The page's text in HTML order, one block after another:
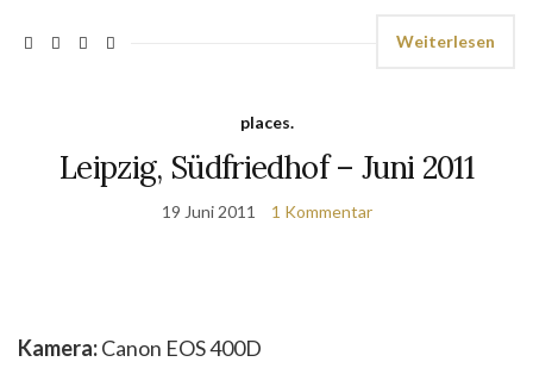
Weiterlesen
places.
Leipzig, Südfriedhof – Juni 2011
19 Juni 2011 1 Kommentar
Kamera:Canon EOS 400D